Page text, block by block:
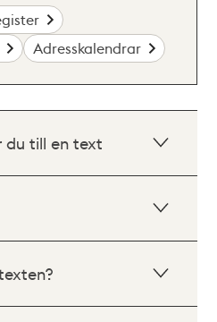
Adresskalendrar
du till en text